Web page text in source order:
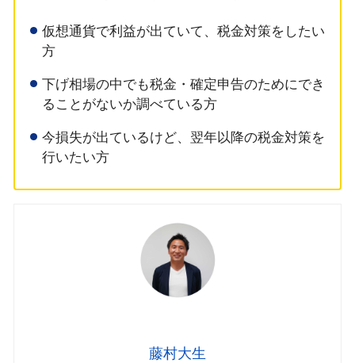
仮想通貨で利益が出ていて、税金対策をしたい
方
下げ相場の中でも税金・確定申告のためにでき
ることがないか調べている方
今損失が出ているけど、翌年以降の税金対策を
行いたい方
藤村大生